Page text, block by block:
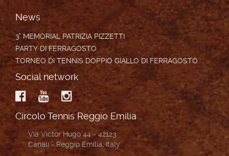
News
3° MEMORIAL PATRIZIA PIZZETTI
PARTY DI FERRAGOSTO
TORNEO DI TENNIS DOPPIO GIALLO DI FERRAGOSTO
Social network
Circolo Tennis Reggio Emilia
Via Victor Hugo 44 - 42123
Canali - Reggio Emilia, Italy